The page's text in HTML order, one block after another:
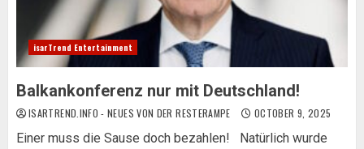
isarTrend Entertainment
Balkankonferenz nur mit Deutschland!
ISARTREND.INFO - NEUES VON DER RESTERAMPE OCTOBER 9, 2025
Einer muss die Sause doch bezahlen! Natürlich wurde